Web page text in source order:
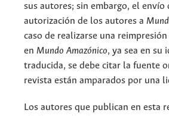
sus autores; sin embargo, el
autorización de los autores a
caso de realizarse una
en Mundo Amazónico, ya sea en su
traducida, se debe citar la fuente
revista están amparados por una
Los autores que publican en esta